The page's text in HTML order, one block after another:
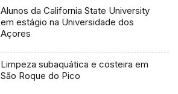
Alunos da California State University
em estágio na Universidade dos
Açores
Limpeza subaquática e costeira em
São Roque do Pico